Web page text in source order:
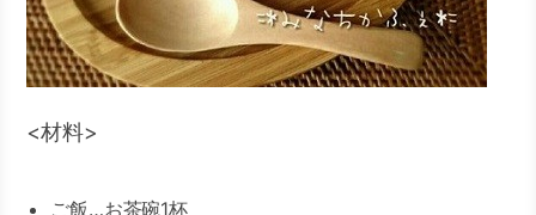
<材料>
ご飯…お茶碗1杯